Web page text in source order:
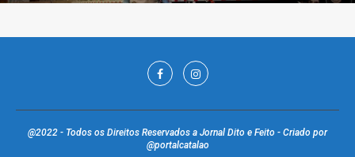
@2022 - Todos os Direitos Reservados a Jornal Dito e Feito - Criado por
@portalcatalao